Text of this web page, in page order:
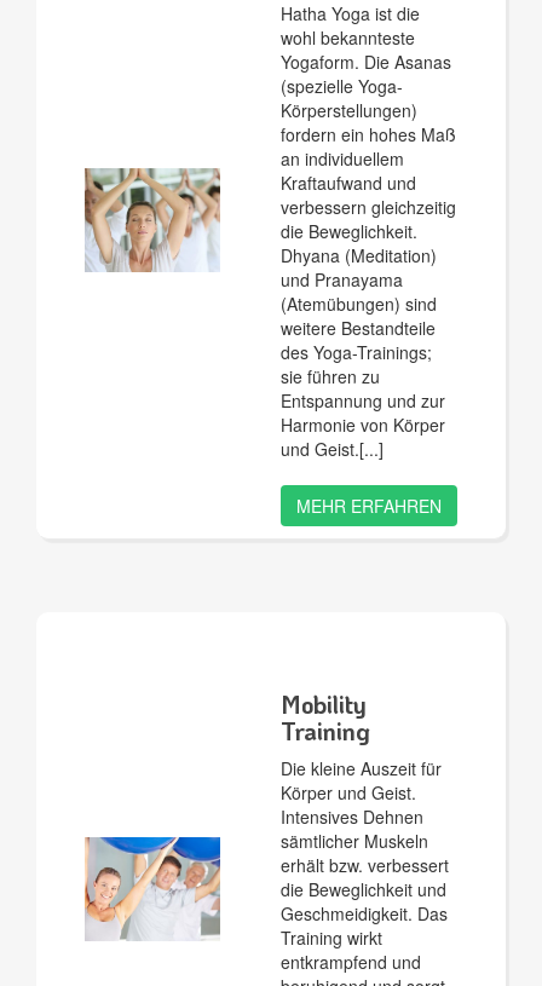
Hatha Yoga ist die
wohl bekannteste
Yogaform. Die Asanas
(spezielle Yoga-
Körperstellungen)
fordern ein hohes Maß
an individuellem
Kraftaufwand und
verbessern gleichzeitig
die Beweglichkeit.
Dhyana (Meditation)
und Pranayama
(Atemübungen) sind
weitere Bestandteile
des Yoga-Trainings;
sie führen zu
Entspannung und zur
Harmonie von Körper
und Geist.
MEHR ERFAHREN
Mobility
Training
Die kleine Auszeit für
Körper und Geist.
Intensives Dehnen
sämtlicher Muskeln
erhält bzw. verbessert
die Beweglichkeit und
Geschmeidigkeit. Das
Training wirkt
entkrampfend und